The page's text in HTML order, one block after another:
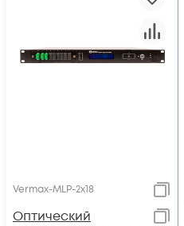
Vermax-MLP-2x18
Оптический